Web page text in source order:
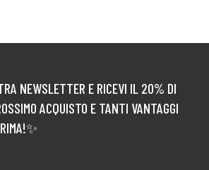
NEWSLETTER E RICEVI IL 20% DI
ACQUISTO E TANTI VANTAGGI